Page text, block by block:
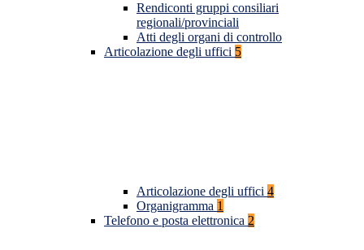
Rendiconti gruppi consiliari
regionali/provinciali
Atti degli organi di controllo
Articolazione degli uffici 5
Articolazione degli uffici 4
Organigramma 1
Telefono e posta elettronica 2